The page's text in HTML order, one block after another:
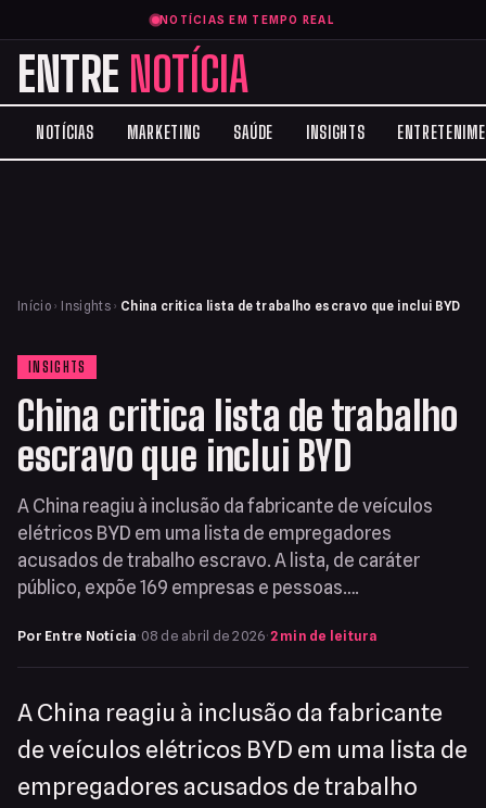
NOTÍCIAS EM TEMPO REAL
ENTRE NOTÍCIA
NOTÍCIAS MARKETING SAÚDE INSIGHTS
Início › Insights › China critica lista de trabalho escravo que inclui BYD
INSIGHTS
China critica lista de trabalho
escravo que inclui BYD
A China reagiu à inclusão da fabricante de veículos
elétricos BYD em uma lista de empregadores
acusados de trabalho escravo. A lista, de caráter
público, expõe 169 empresas e pessoas….
Por Entre Notícia· 08 de abril de 2026·2 min de leitura
A China reagiu à inclusão da fabricante
de veículos elétricos BYD em uma lista de
empregadores acusados de trabalho